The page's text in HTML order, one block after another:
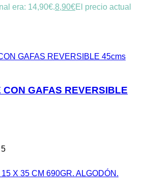
era: 14,90€.8,90€El precio actual
CON GAFAS REVERSIBLE